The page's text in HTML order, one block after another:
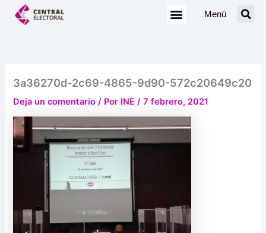
Menú
3a36270d-2c69-4865-9d90-572c20649c20
Deja un comentario / Por INE/7 febrero, 2021